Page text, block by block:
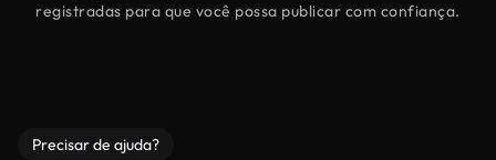
registradas para que você possa publicar com confiança.
Precisar de ajuda?